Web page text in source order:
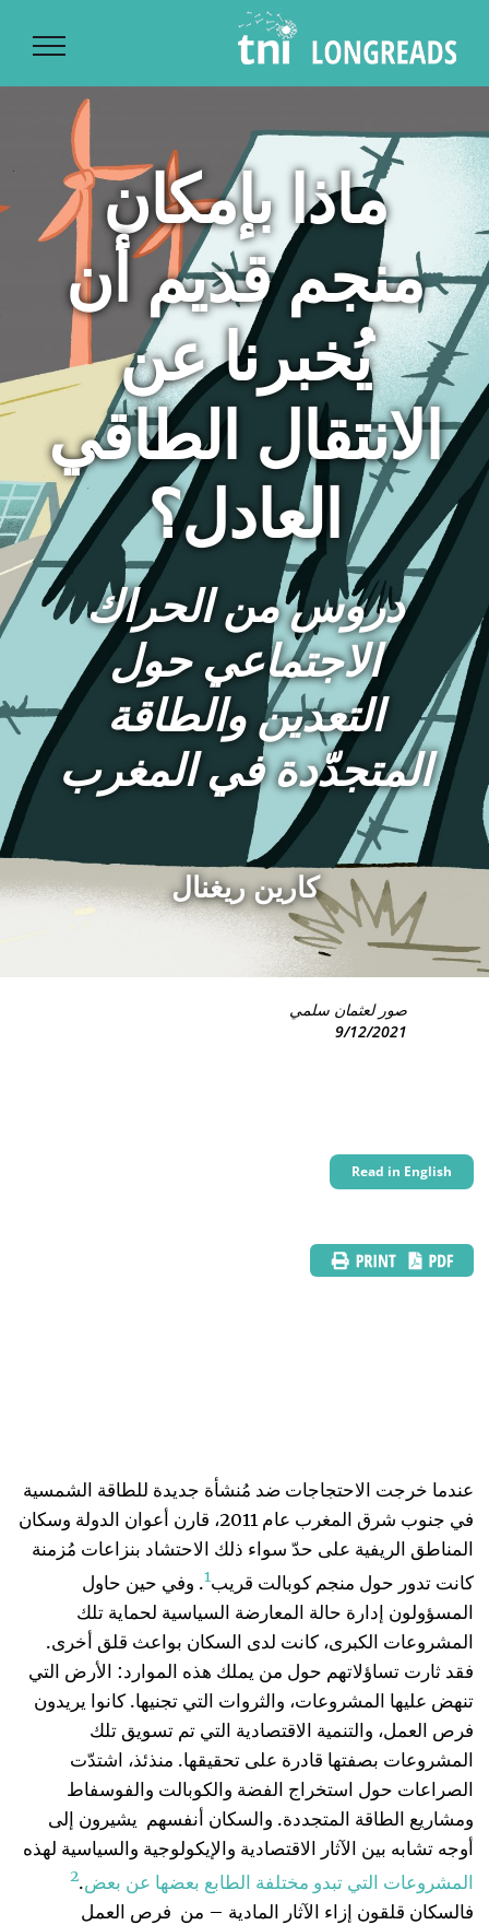
content
ماذا بإمكان
منجم قديم أن
يُخبرنا عن
الانتقال الطاقي
العادل؟
دروس من الحراك
الاجتماعي حول
التعدين والطاقة
المتجدّدة في المغرب
كارين ريغنال
صور لعثمان سلمي
9/12/2021
Read in English
عندما خرجت الاحتجاجات ضد مُنشأة جديدة للطاقة الشمسية
في جنوب شرق المغرب عام 2011، قارن أعوان الدولة وسكان
المناطق الريفية على حدّ سواء ذلك الاحتشاد بنزاعات مُزمنة
كانت تدور حول منجم كوبالت قريب1. وفي حين حاول
المسؤولون إدارة حالة المعارضة السياسية لحماية تلك
المشروعات الكبرى، كانت لدى السكان بواعث قلق أخرى.
فقد ثارت تساؤلاتهم حول من يملك هذه الموارد: الأرض التي
تنهض عليها المشروعات، والثروات التي تجنيها. كانوا يريدون
فرص العمل، والتنمية الاقتصادية التي تم تسويق تلك
المشروعات بصفتها قادرة على تحقيقها. منذئذ، اشتدّت
الصراعات حول استخراج الفضة والكوبالت والفوسفاط
ومشاريع الطاقة المتجددة. والسكان أنفسهم يشيرون إلى
أوجه تشابه بين الآثار الاقتصادية والإيكولوجية والسياسية لهذه
المشروعات التي تبدو مختلفة الطابع بعضها عن بعض.
2
فالسكان قلقون إزاء الآثار المادية – من فرص العمل